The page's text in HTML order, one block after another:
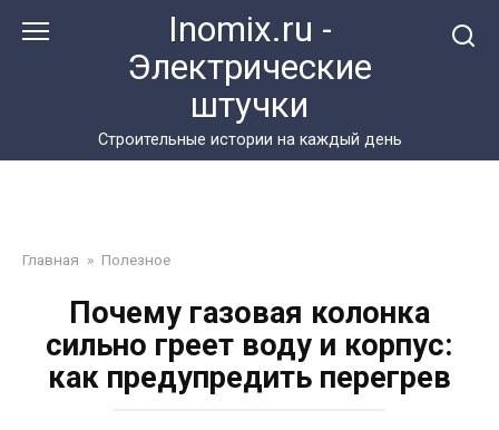
Inomix.ru -
Электрические
штучки
Cтроительные истории на каждый день
Главная » Полезное
Почему газовая колонка
сильно греет воду и корпус:
как предупредить перегрев